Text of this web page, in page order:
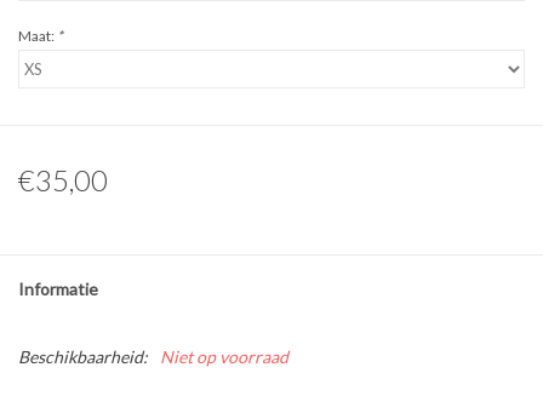
Maat: *
€35,00
Informatie
Beschikbaarheid: Niet op voorraad